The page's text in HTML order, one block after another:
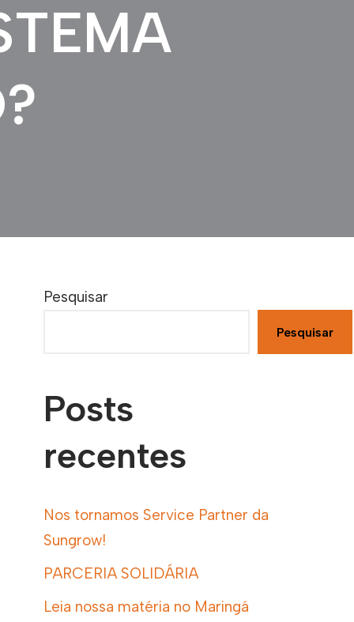
Pesquisar
Pesquisar
Posts
recentes
Nos tornamos Service Partner da
Sungrow!
PARCERIA SOLIDÁRIA
Leia nossa matéria no Maringá